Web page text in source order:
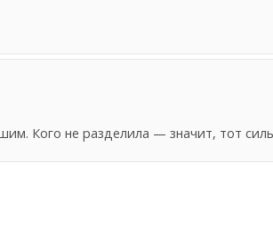
Кого не разделила — значит, тот